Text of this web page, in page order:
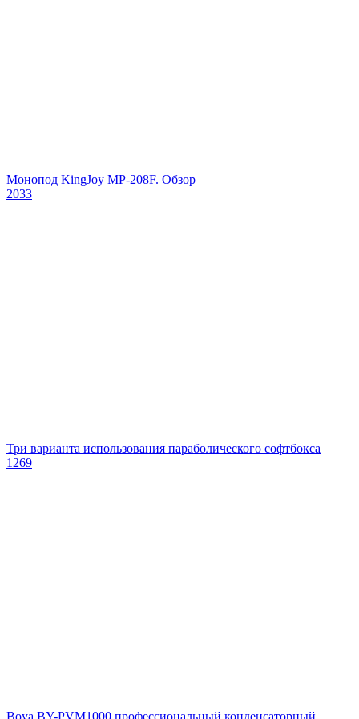
Монопод KingJoy MP-208F. Обзор
2033
Три варианта использования параболического софтбокса
1269